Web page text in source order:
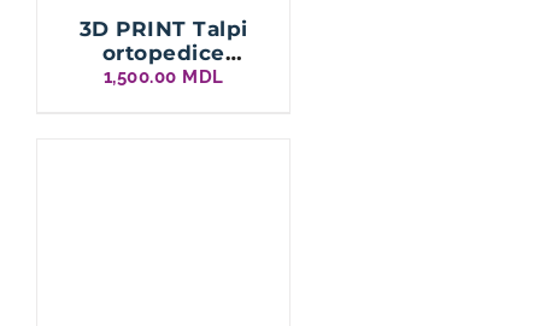
3D PRINT Talpi
ortopedice
personalizate
1,500.00 MDL